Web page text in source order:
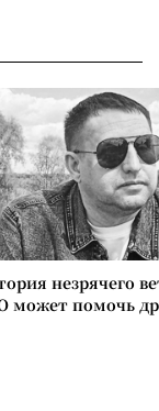
незрячего
может помочь